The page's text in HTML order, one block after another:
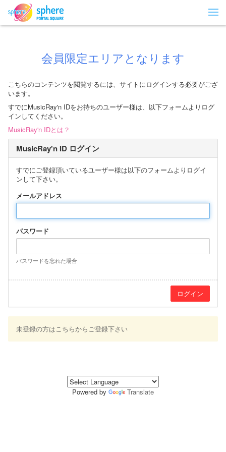
会員限定エリアとなります
こちらのコンテンツを閲覧するには、サイトにログインする必要がござ
います。
すでにMusicRay'n IDをお持ちのユーザー様は、以下フォームよりログ
インしてください。
MusicRay'n IDとは？
MusicRay'n ID ログイン
すでにご登録頂いているユーザー様は以下のフォームよりログイ
ンして下さい。
メールアドレス
パスワード
パスワードを忘れた場合
未登録の方はこちらからご登録下さい
Powered by Translate